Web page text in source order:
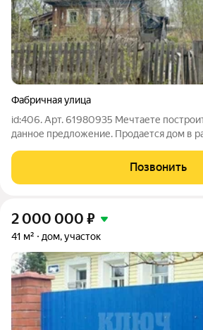
Фабричная улица
id:406. Арт. 61980935 Мечтаете
данное предложение. Продается дом в
бревенчатый. Назначение дома - жилое. -
кирпичный гараж. -
Позвонить
2 000 000 ₽
41 м² дом, участок